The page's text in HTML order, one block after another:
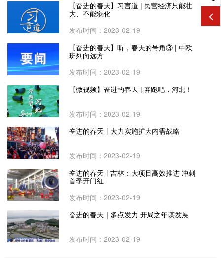
【奋进的春天】习言道 | 民营经济只能壮
大、不能弱化
发布时间：2023-02-19
【奋进的春天】听，春天的号角③ | 中欧
班列向远方
发布时间：2023-02-19
【微视频】奋进的春天 | 奔跑吧，河北！
发布时间：2023-02-19
奋进的春天丨大力实施扩大内需战略
发布时间：2023-02-19
奋进的春天丨吉林：大项目高效推进 冲刺
首季开门红
发布时间：2023-02-19
奋进的春天｜多点发力 开局之年谋发展
发布时间：2023-02-19